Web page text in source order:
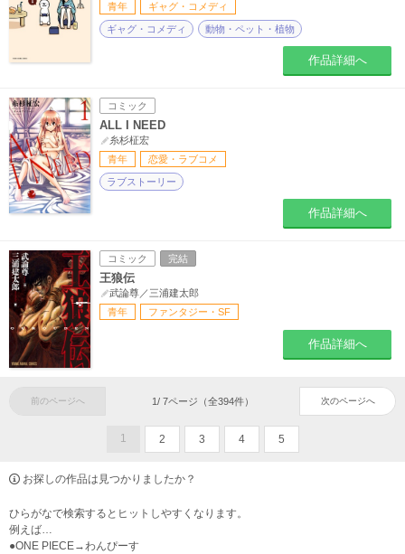
青年
ギャグ・コメディ
ギャグ・コメディ 動物・ペット・植物
作品詳細へ
コミック
ALL I NEED
糸杉柾宏
青年
恋愛・ラブコメ
ラブストーリー
作品詳細へ
コミック 完結
王狼伝
武論尊／三浦建太郎
青年
ファンタジー・SF
作品詳細へ
前のページへ 1/ 7ページ（全394件） 次のページへ
1 2 3 4 5
お探しの作品は見つかりましたか？
ひらがなで検索するとヒットしやすくなります。
例えば…
●ONE PIECE→わんぴーす